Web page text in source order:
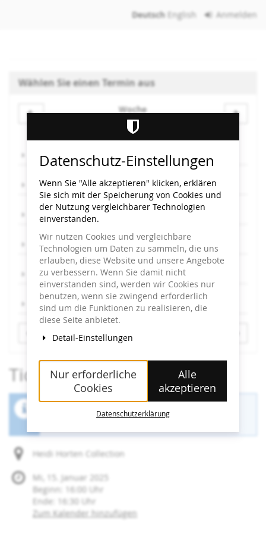
Deutsch English Anmelden
Wählen Sie einen Termin aus
Woche
auswählen
Woche
Mo, 10.2.
Mi, 12.2.
Do, 13.2.
Fr, 14.2.
Sa, 15.2.
So, 16.2.
Tickets
Der Buchungszeitraum für diese Veranstaltung
Heidi Horten Collection
Mi, 15. Januar 2025
Beginn:
16:00
Uhr
Ende:
16:30
Uhr
Zum Kalender hinzufügen
Datenschutz-Einstellungen
Wenn Sie "Alle akzeptieren" klicken, erklären
Sie sich mit der Speicherung von Cookies und
der Nutzung vergleichbarer Technologien
einverstanden.
Wir nutzen Cookies und vergleichbare
Technologien um Daten zu sammeln, die uns
erlauben, diese Website und unsere Angebote
zu verbessern. Wenn Sie damit nicht
einverstanden sind, werden wir Cookies nur
benutzen, wenn sie zwingend erforderlich
sind um die Funktionen zu realisieren, die
diese Seite anbietet.
Detail-Einstellungen
Nur erforderliche
Cookies
Alle
akzeptieren
Datenschutzerklärung